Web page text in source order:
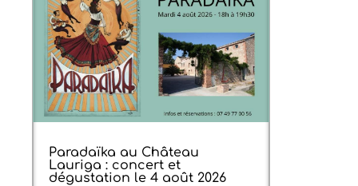
Paradaïka au Château
Lauriga : concert et
dégustation le 4 août 2026